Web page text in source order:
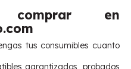
en
tus consumibles cuanto
garantizados, probados